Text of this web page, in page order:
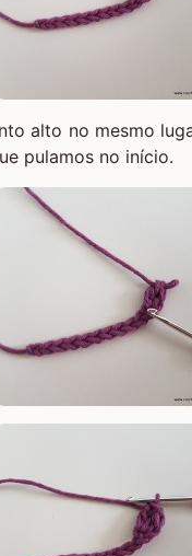
alto no mesmo
pulamos no início.